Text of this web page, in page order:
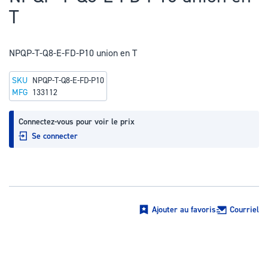
début
la
d’images
T
NPQP-T-Q8-E-FD-P10 union en T
Connectez-vous pour voir le prix
Se connecter
SKU NPQP-T-Q8-E-FD-P10
MFG 133112
Ajouter au favoris Courriel